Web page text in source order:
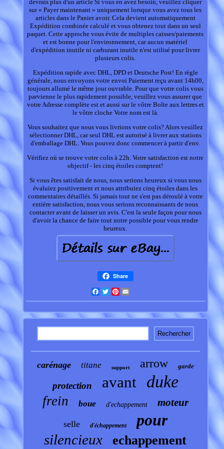
devrais plus d'un article Si vous en avez besoin, veuillez cliquer
sur « Payer maintenant » uniquement lorsque vous avez tous les
articles dans le Panier avoir. Cela devient automatiquement
Expédition combinée calculé et vous obtenez tout dans un seul
paquet. Cette approche vous évite de multiples caisses/paiements
et est bonne pour l'environnement, car aucun matériel
d'expédition inutile ni carburant inutile n'est utilisé pour livrer
plusieurs colis.
Expédition rapide avec DHL, DPD et Deutsche Post! En règle
générale, nous envoyons votre envoi Paiement reçu avant 14h00,
toujours allumé le même jour ouvrable. Pour que votre colis vous
parvienne le plus rapidement possible, veuillez vous assurer que
votre Adresse complète est et aussi sur le vôtre Boîte aux lettres et
le vôtre cloche Votre nom est là.
Vous souhaitez que nous vous livrions votre colis? Alors veuillez
sélectionner DHL, car seul DHL est autorisé à livrer aux stations
d'emballage DHL. Vous pouvez donc commencer à partir d'env.
Vérifiez où se trouve votre colis à 22h. Votre satisfaction est notre
objectif - les cinq étoiles comptent!
Si vous êtes satisfait de nous, nous serions heureux si vous nous
évaluiez positivement et nous attribuiez cinq étoiles dans les
commentaires détaillés. Si jamais tout ne s'est pas déroulé à votre
entière satisfaction, nous vous serions reconnaissants de nous
contacter avant de laisser un avis. C'est la seule façon pour nous
d'avoir la chance de faire tout notre possible pour vous rendre
heureux.
Share
Facebook
TwitterPinterest
carénage titane support arrow garde
protection avant duke
frein boue d'echappement moteur
selle d'échappement pour
silencieux echappement